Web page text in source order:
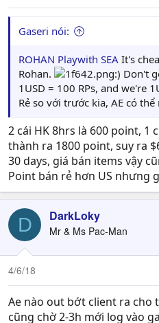
t
e
Gaseri nói:
ROHAN Playwith SEA It's
Rohan.
:) Don't
1USD = 100 RPs, and we're
Rẻ so với trước kia, AE có thể
2 cái HK 8hrs là 600 point, 1
thành ra 1800 point, suy ra
30 days, giá bán items vậy
Point bán rẻ hơn US nhưng
D DarkLoky
Mr & Ms Pac-Man
4/6/18
Ae nào out bớt client ra cho
cũng chờ 2-3h mới log vào